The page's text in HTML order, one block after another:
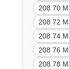
208 70
208 72
208 74
208 76
208 78